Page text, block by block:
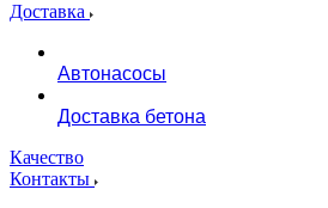
Доставка
Автонасосы
Доставка бетона
Качество
Контакты